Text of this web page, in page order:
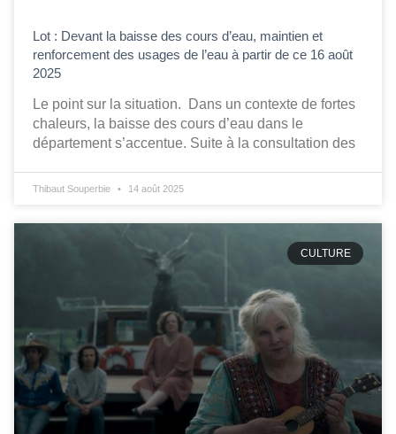
Lot : Devant la baisse des cours d’eau, maintien et
renforcement des usages de l’eau à partir de ce 16 août
2025
Le point sur la situation. Dans un contexte de fortes
chaleurs, la baisse des cours d’eau dans le
département s’accentue. Suite à la consultation des
Thibaut Souperbie 14 août 2025
CULTURE